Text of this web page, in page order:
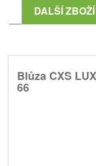
DALŠÍ
Blůza CXS
66